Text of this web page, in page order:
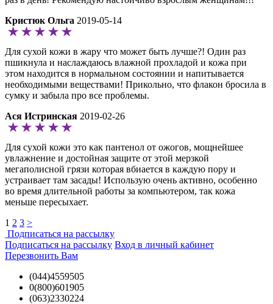
Кристюк Ольга 2019-05-14
Для сухой кожи в жару что может быть лучше?! Один раз
пшикнула и наслаждаюсь влажной прохладой и кожа при
этом находится в нормальном состоянии и напитывается
необходимыми веществами! Прикольно, что флакон бросила в
сумку и забыла про все проблемы.
Ася Истринская 2019-02-26
Для сухой кожи это как пантенол от ожогов, мощнейшее
увлажнение и достойная защите от этой мерзкой
мегаполисной грязи которая вбиается в каждую пору и
устраивает там засады! Использую очень активно, особенно
во время длительной работы за компьютером, так кожа
меньше пересыхает.
1 2 3 >
Подписаться на рассылку
Подписаться на рассылку Вход в личный кабинет
Перезвонить Вам
(044)4559505
0(800)601905
(063)2330224